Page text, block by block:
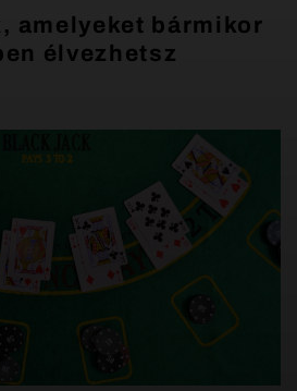
amelyeket bármikor
élvezhetsz